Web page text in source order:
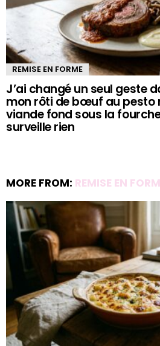
REMISE EN FORME
J’ai changé un seul geste
mon rôti de bœuf au pesto
viande fond sous la
surveille rien
MORE FROM: REMISE EN